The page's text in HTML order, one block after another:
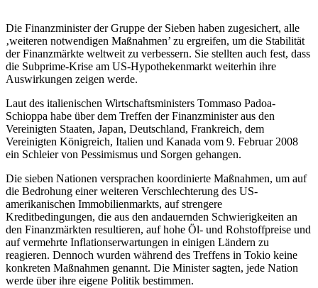
Die Finanzminister der Gruppe der Sieben haben zugesichert, alle
‚weiteren notwendigen Maßnahmen’ zu ergreifen, um die Stabilität
der Finanzmärkte weltweit zu verbessern. Sie stellten auch fest, dass
die Subprime-Krise am US-Hypothekenmarkt weiterhin ihre
Auswirkungen zeigen werde.
Laut des italienischen Wirtschaftsministers Tommaso Padoa-
Schioppa habe über dem Treffen der Finanzminister aus den
Vereinigten Staaten, Japan, Deutschland, Frankreich, dem
Vereinigten Königreich, Italien und Kanada vom 9. Februar 2008
ein Schleier von Pessimismus und Sorgen gehangen.
Die sieben Nationen versprachen koordinierte Maßnahmen, um auf
die Bedrohung einer weiteren Verschlechterung des US-
amerikanischen Immobilienmarkts, auf strengere
Kreditbedingungen, die aus den andauernden Schwierigkeiten an
den Finanzmärkten resultieren, auf hohe Öl- und Rohstoffpreise und
auf vermehrte Inflationserwartungen in einigen Ländern zu
reagieren. Dennoch wurden während des Treffens in Tokio keine
konkreten Maßnahmen genannt. Die Minister sagten, jede Nation
werde über ihre eigene Politik bestimmen.